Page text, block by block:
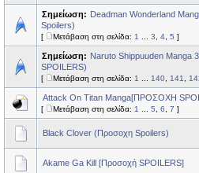
Σημείωση: Deadman Wonderland
Spoilers)
[ Μετάβαση στη σελίδα: 1 3 4 5 ]
Σημείωση: Naruto Shippuuden Manga
SPOILERS)
[ Μετάβαση στη σελίδα: 1 140 141
Attack On Titan Manga[ΠΡΟΣΟΧΗ
[ Μετάβαση στη σελίδα: 1 5 6 7 ]
Black Clover (Προσοχη Spoilers)
Akame Ga Kill [Προσοχή SPOILERS]